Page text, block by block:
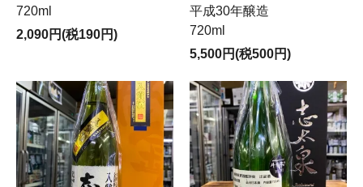
720ml
2,090円(税190円)
平成30年醸造
720ml
5,500円(税500円)